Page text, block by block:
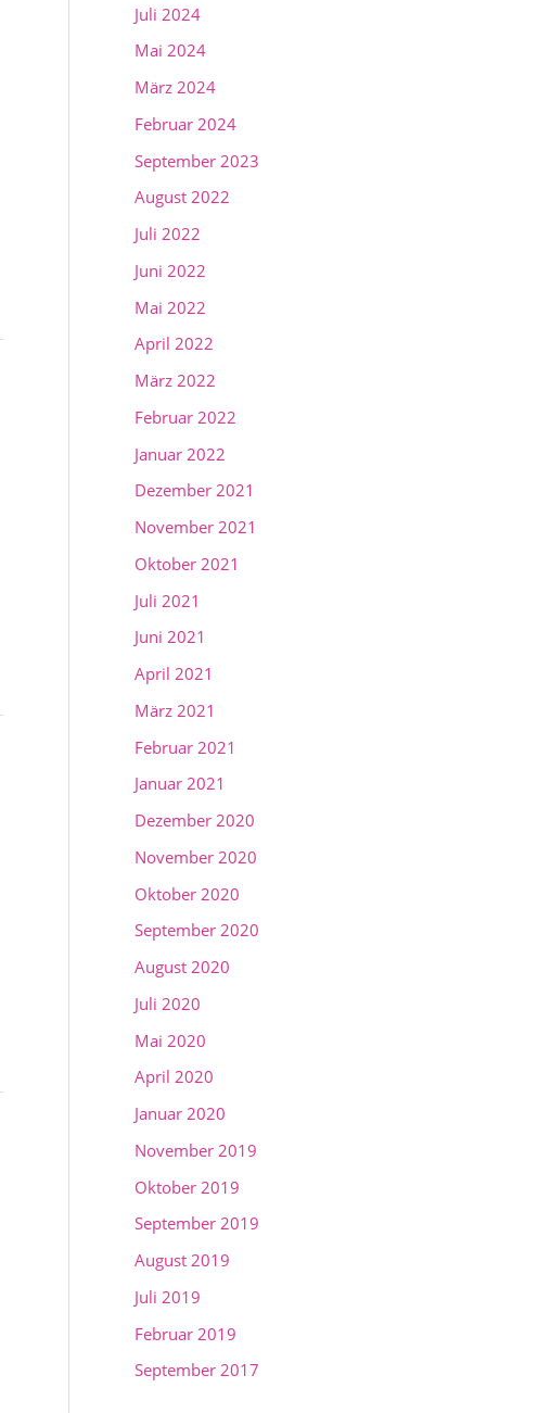
Juli 2024
Mai 2024
März 2024
Februar 2024
September 2023
August 2022
Juli 2022
Juni 2022
Mai 2022
April 2022
März 2022
Februar 2022
Januar 2022
Dezember 2021
November 2021
Oktober 2021
Juli 2021
Juni 2021
April 2021
März 2021
Februar 2021
Januar 2021
Dezember 2020
November 2020
Oktober 2020
September 2020
August 2020
Juli 2020
Mai 2020
April 2020
Januar 2020
November 2019
Oktober 2019
September 2019
August 2019
Juli 2019
Februar 2019
September 2017